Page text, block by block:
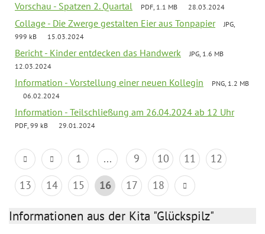
Vorschau - Spatzen 2. Quartal PDF, 1.1 MB 28.03.2024
Collage - Die Zwerge gestalten Eier aus Tonpapier
JPG,
999 kB
15.03.2024
Bericht - Kinder entdecken das Handwerk
JPG, 1.6 MB
12.03.2024
Information - Vorstellung einer neuen Kollegin
PNG, 1.2 MB
06.02.2024
Information - Teilschließung am 26.04.2024 ab 12 Uhr
PDF, 99 kB 29.01.2024
1 ... 9 10 11
12
13
14 15 16 17 18
Informationen aus der Kita "Glückspilz"